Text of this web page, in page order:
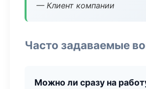
— Клиент компании
Часто задаваемые
Можно ли сразу на